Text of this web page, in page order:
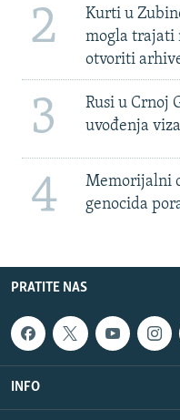
2
Kurti u
mogla trajati
otvoriti
3
Rusi u Crnoj
uvođenja viza
4
Memorijalni
genocida
PRATITE NAS
INFO